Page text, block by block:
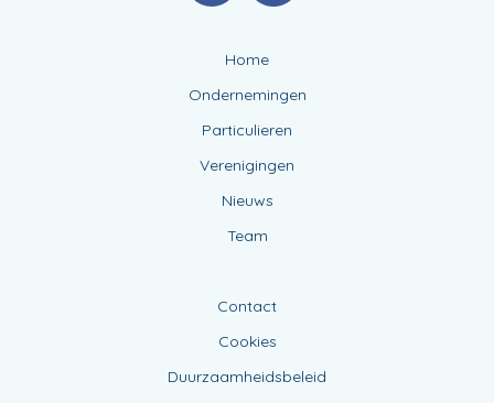
Home
Ondernemingen
Particulieren
Verenigingen
Nieuws
Team
Contact
Cookies
Duurzaamheidsbeleid